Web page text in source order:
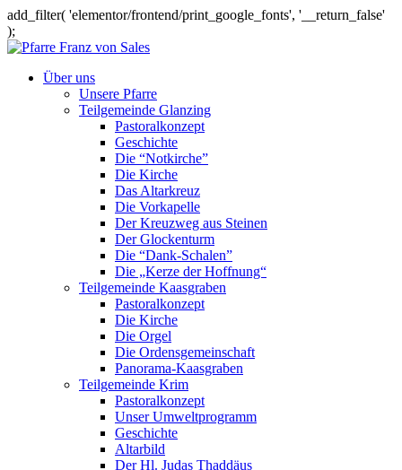
add_filter( 'elementor/frontend/print_google_fonts', '__return_false'
);
Über uns
Unsere Pfarre
Teilgemeinde Glanzing
Pastoralkonzept
Geschichte
Die “Notkirche”
Die Kirche
Das Altarkreuz
Die Vorkapelle
Der Kreuzweg aus Steinen
Der Glockenturm
Die “Dank-Schalen”
Die „Kerze der Hoffnung“
Teilgemeinde Kaasgraben
Pastoralkonzept
Die Kirche
Die Orgel
Die Ordensgemeinschaft
Panorama-Kaasgraben
Teilgemeinde Krim
Pastoralkonzept
Unser Umweltprogramm
Geschichte
Altarbild
Der Hl. Judas Thaddäus